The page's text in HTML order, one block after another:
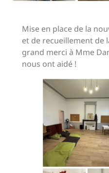
Mise en place de la
et de recueillement de
grand merci à Mme
nous ont aidé !